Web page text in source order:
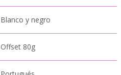
Blanco y negro
Offset 80g